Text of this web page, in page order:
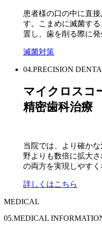
患者様の口の中に直
す。こまめに滅菌す
置し、歯を削る際に
滅菌対策
04.PRECISION
マイクロスコ
精密歯科治療
当院では、より確か
野よりも数倍に拡大
の両方を実現しやす
詳しくはこちら
MEDICAL
05.MEDICAL